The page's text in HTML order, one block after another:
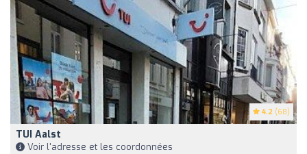
4.2 (68)
TUI Aalst
Voir l'adresse et les coordonnées